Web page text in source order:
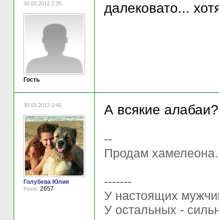
30.03.2012 2:35
Гость
далековато...
30.03.2012 2:40
Голубева Юлия
Posts: 2657
А всякие
--
Продам
-------
У настоящих
У остальных -